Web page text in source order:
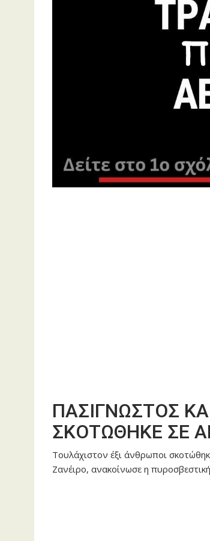
ΠΑΣΙΓΝΩΣΤΟΣ
ΣΚΟΤΩΘΗΚΕ ΣΕ
Τουλάχιστον έξι άνθρωποι
Ζανέιρο, ανακοίνωσε η